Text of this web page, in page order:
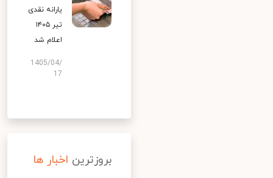
یارانه نقدی
تیر ۱۴۰۵
اعلام شد
1405/04/
17
بروزترین اخبار ها